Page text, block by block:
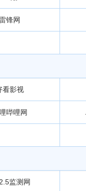
锋网
看影视
哔哩网
监测网